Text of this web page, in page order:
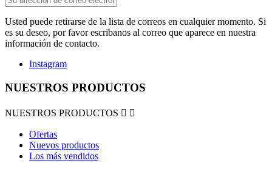
Usted puede retirarse de la lista de correos en cualquier momento. Si
es su deseo, por favor escribanos al correo que aparece en nuestra
información de contacto.
Instagram
NUESTROS PRODUCTOS
NUESTROS PRODUCTOS  
Ofertas
Nuevos productos
Los más vendidos